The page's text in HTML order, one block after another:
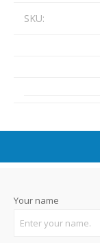
SKU:
Your name